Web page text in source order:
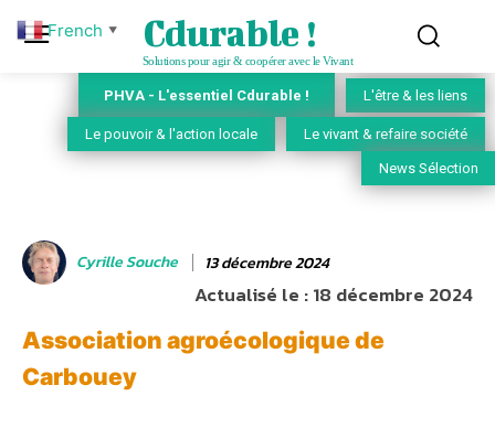
Cdurable !
Solutions pour agir & coopérer avec le Vivant
PHVA - L'essentiel Cdurable ! L'être & les liens
Le pouvoir & l'action locale Le vivant & refaire société
News Sélection
Cyrille Souche 13 décembre 2024
Actualisé le :18 décembre 2024
Association agroécologique de
Carbouey
French ▼